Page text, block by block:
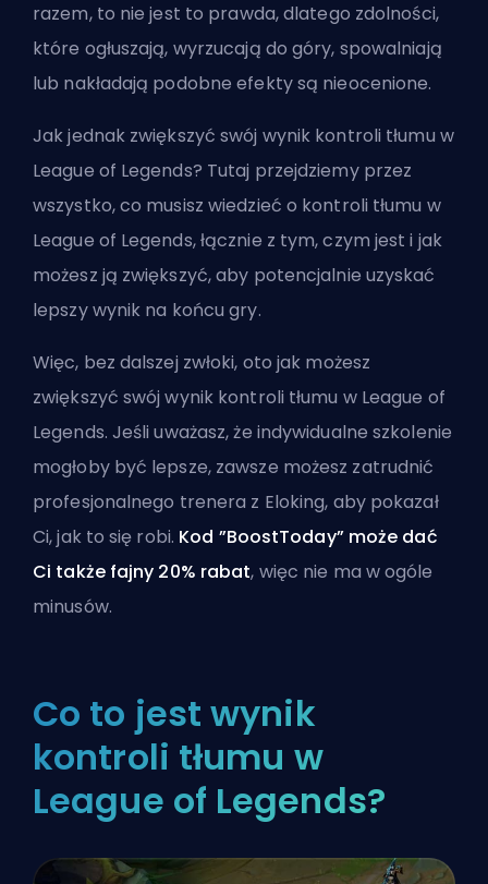
razem, to nie jest to prawda, dlatego zdolności,
które ogłuszają, wyrzucają do góry, spowalniają
lub nakładają podobne efekty są nieocenione.
Jak jednak zwiększyć swój wynik kontroli tłumu w
League of Legends? Tutaj przejdziemy przez
wszystko, co musisz wiedzieć o kontroli tłumu w
League of Legends, łącznie z tym, czym jest i jak
możesz ją zwiększyć, aby potencjalnie uzyskać
lepszy wynik na końcu gry.
Więc, bez dalszej zwłoki, oto jak możesz
zwiększyć swój wynik kontroli tłumu w League of
Legends. Jeśli uważasz, że indywidualne szkolenie
mogłoby być lepsze, zawsze możesz zatrudnić
profesjonalnego trenera z Eloking, aby pokazał
Ci, jak to się robi. Kod ”BoostToday” może dać
Ci także fajny 20% rabat, więc nie ma w ogóle
minusów.
Co to jest wynik
kontroli tłumu w
League of Legends?